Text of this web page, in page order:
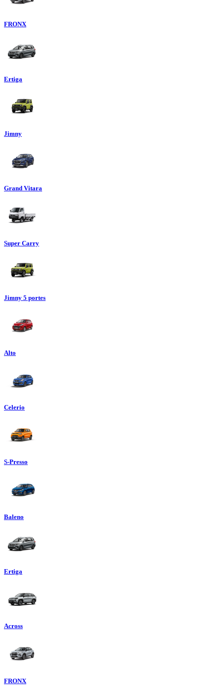
FRONX
Ertiga
Jimny
Grand Vitara
Super Carry
Jimny 5 portes
Alto
Celerio
S-Presso
Baleno
Ertiga
Across
FRONX